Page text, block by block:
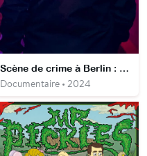
Scène de crime à Berlin : Les nuits sanglantes
Documentaire • 2024